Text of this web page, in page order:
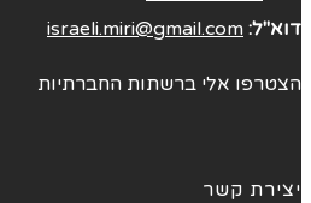
דוא"ל: israeli.miri@gmail.com
הצטרפו אלי ברשתות החברתיות
יצירת קשר